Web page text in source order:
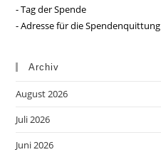
- Tag der Spende
- Adresse für die Spendenquittung
Archiv
August 2026
Juli 2026
Juni 2026